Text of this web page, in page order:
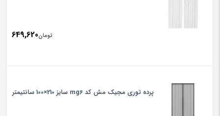
تومان649,620
پرده توری مجیک مش کد mg6 سایز 210×100 سانتیمتر